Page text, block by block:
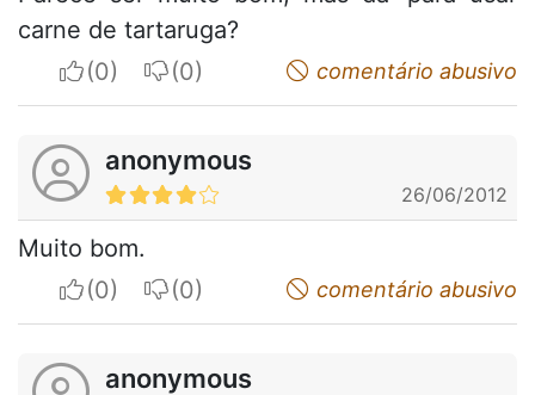
carne de tartaruga?
I apreciateI do not appreciatecomentário abusivo
anonymous
26/06/2012
Muito bom.
I apreciateI do not appreciatecomentário abusivo
anonymous